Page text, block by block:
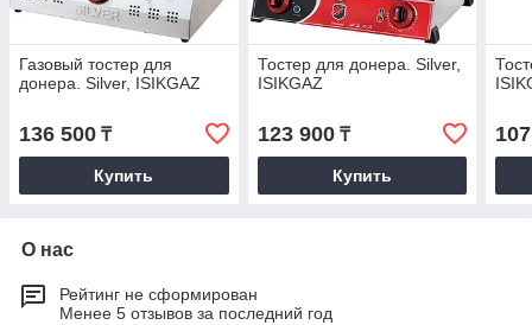
Газовый тостер для
донера. Silver, ISIKGAZ
136 500 ₸
Купить
Тостер для донера. Silver,
ISIKGAZ
123 900₸
Купить
О нас
Рейтинг не сформирован
Менее 5 отзывов за последний год